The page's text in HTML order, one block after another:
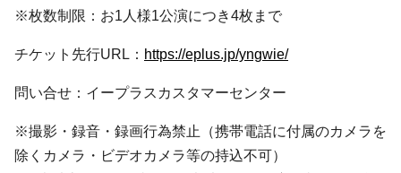
※枚数制限：お1人様1公演につき4枚まで
チケット先行URL： https://eplus.jp/yngwie/
問い合せ：イープラスカスタマーセンター
※撮影・録音・録画行為禁止（携帯電話に付属のカメラを
除くカメラ・ビデオカメラ等の持込不可）